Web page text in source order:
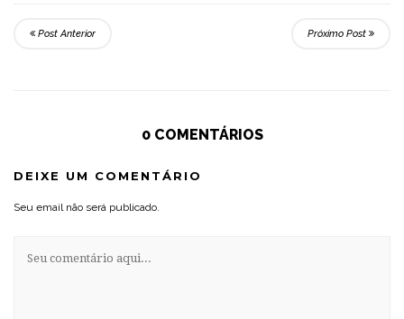
Post Anterior Próximo Post
0 COMENTÁRIOS
DEIXE UM COMENTÁRIO
Seu email não será publicado.